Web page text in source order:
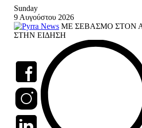
Skip
content
Sunday
9 Αυγούστου 2026
ΜΕ ΣΕΒΑΣΜΟ ΣΤΟΝ
ΣΤΗΝ ΕΙΔΗΣΗ